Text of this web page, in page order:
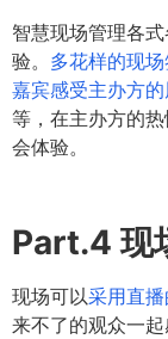
智慧现场管理各
验。 多花样的现
嘉宾感受主办方的
等，在主办方的
会体验。
Part.4现
现场可以采用直
来不了的观众一